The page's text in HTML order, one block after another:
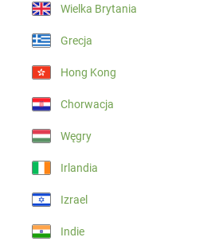
Wielka Brytania
Grecja
Hong Kong
Chorwacja
Węgry
Irlandia
Izrael
Indie